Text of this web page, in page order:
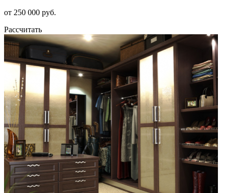
от 250 000 руб.
Рассчитать